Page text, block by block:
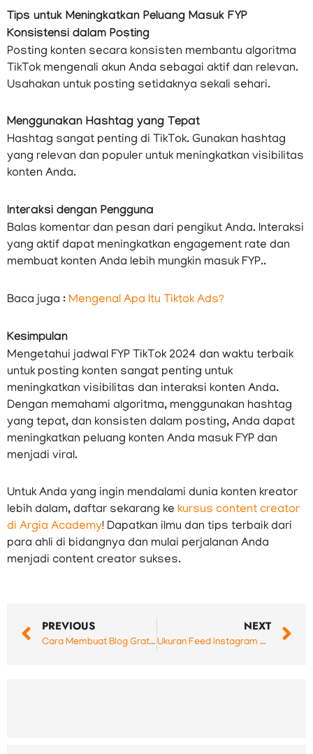
Tips untuk Meningkatkan Peluang Masuk FYP
Konsistensi dalam Posting
Posting konten secara konsisten membantu algoritma
TikTok mengenali akun Anda sebagai aktif dan relevan.
Usahakan untuk posting setidaknya sekali sehari.
Menggunakan Hashtag yang Tepat
Hashtag sangat penting di TikTok. Gunakan hashtag
yang relevan dan populer untuk meningkatkan visibilitas
konten Anda.
Interaksi dengan Pengguna
Balas komentar dan pesan dari pengikut Anda. Interaksi
yang aktif dapat meningkatkan engagement rate dan
membuat konten Anda lebih mungkin masuk FYP..
Baca juga : Mengenal Apa Itu Tiktok Ads?
Kesimpulan
Mengetahui jadwal FYP TikTok 2024 dan waktu terbaik
untuk posting konten sangat penting untuk
meningkatkan visibilitas dan interaksi konten Anda.
Dengan memahami algoritma, menggunakan hashtag
yang tepat, dan konsisten dalam posting, Anda dapat
meningkatkan peluang konten Anda masuk FYP dan
menjadi viral.
Untuk Anda yang ingin mendalami dunia konten kreator
lebih dalam, daftar sekarang ke kursus content creator
di Argia Academy! Dapatkan ilmu dan tips terbaik dari
para ahli di bidangnya dan mulai perjalanan Anda
menjadi content creator sukses.
PREVIOUS
Cara Membuat Blog Gratis di Blogspot (Cepat dan Mudah!)
NEXT
Ukuran Feed Instagram 2024 untuk Foto, Video, Story, Reels